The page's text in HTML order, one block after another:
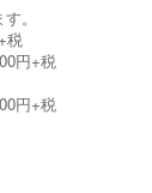
。
税
円+税
円+税